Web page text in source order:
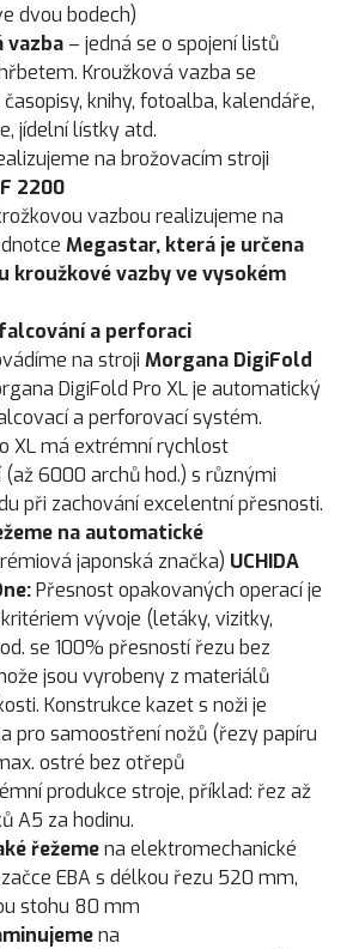
dvou bodech)
vazba – jedná se o spojení listů
Kroužková vazba se
knihy, fotoalba, kalendáře,
jídelní lístky atd.
na brožovacím stroji
2200
vazbou realizujeme na
Megastar, která je určena
kroužkové vazby ve vysokém
a perforaci
na stroji Morgana DigiFold
DigiFold Pro XL je automatický
a perforovací systém.
XL má extrémní rychlost
(až 6000 archů hod.) s různými
při zachování excelentní přesnosti.
na automatické
japonská značka) UCHIDA
Přesnost opakovaných operací je
vývoje (letáky, vizitky,
se 100% přesností řezu bez
jsou vyrobeny z materiálů
Konstrukce kazet s noži je
pro samoostření nožů (řezy papíru
ostré bez otřepů
produkce stroje, příklad: řez až
A5 za hodinu.
řežemena elektromechanické
EBA s délkou řezu 520 mm,
stohu 80 mm
na